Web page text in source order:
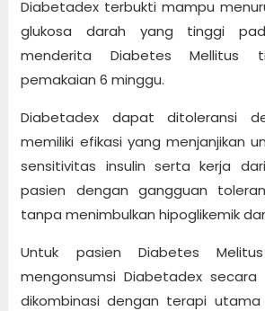
Diabetadex terbukti mampu
glukosa darah yang tinggi
menderita Diabetes Mellitus
pemakaian 6 minggu.
Diabetadex dapat ditoleransi
memiliki efikasi yang menjanjikan
sensitivitas insulin serta kerja
pasien dengan gangguan
tanpa menimbulkan hipoglikemik
Untuk pasien Diabetes
mengonsumsi Diabetadex
dikombinasi dengan terapi utama